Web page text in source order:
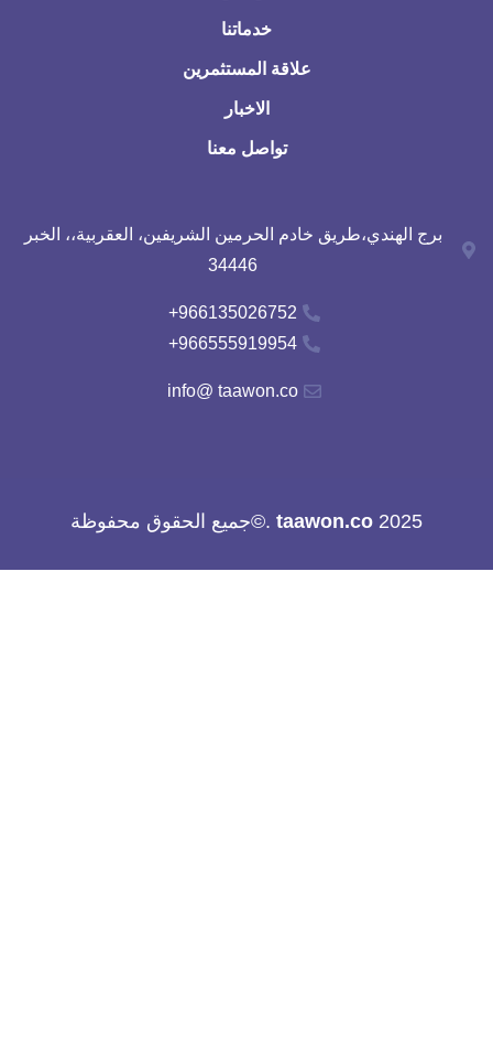
خدماتنا
علاقة المستثمرين
الاخبار
تواصل معنا
برج الهندي،طريق خادم الحرمين الشريفين، العقربية،، الخبر
34446
966135026752+
966555919954+
info@ taawon.co
2025
taawon.co.©جميع الحقوق محفوظة